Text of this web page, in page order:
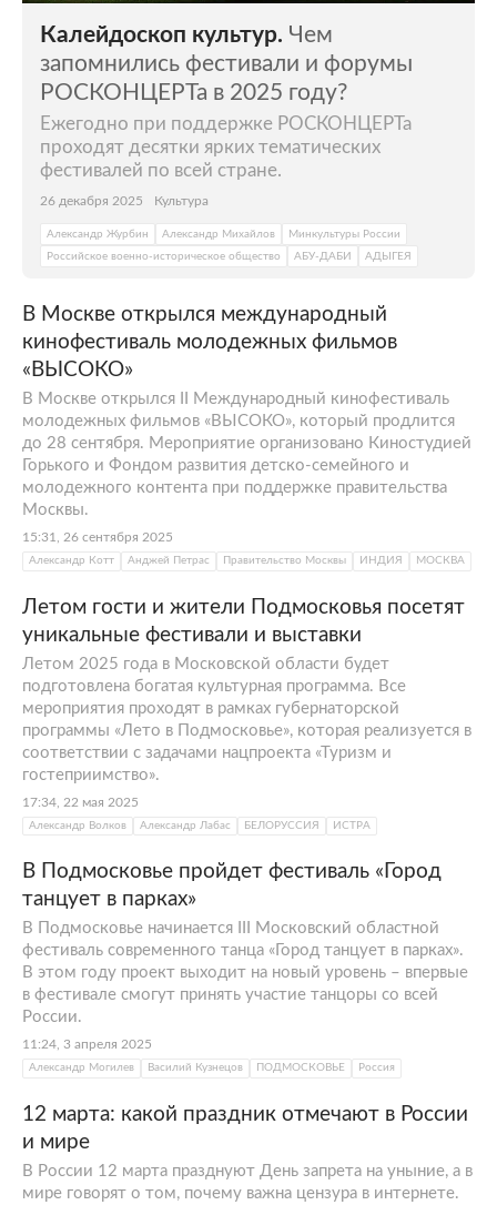
Калейдоскоп культур. Чем
запомнились фестивали и форумы
РОСКОНЦЕРТа в 2025 году?
Ежегодно при поддержке РОСКОНЦЕРТа
проходят десятки ярких тематических
фестивалей по всей стране.
26 декабря 2025 Культура
Александр Журбин Александр Михайлов
Минкультуры России
Российское военно-историческое общество
АБУ-ДАБИ АДЫГЕЯ
В Москве открылся международный
кинофестиваль молодежных фильмов
«ВЫСОКО»
В Москве открылся II Международный кинофестиваль
молодежных фильмов «ВЫСОКО», который продлится
до 28 сентября. Мероприятие организовано Киностудией
Горького и Фондом развития детско-семейного и
молодежного контента при поддержке правительства
Москвы.
15:31, 26 сентября 2025
Александр Котт Анджей Петрас Правительство Москвы ИНДИЯ МОСКВА
Летом гости и жители Подмосковья посетят
уникальные фестивали и выставки
Летом 2025 года в Московской области будет
подготовлена богатая культурная программа. Все
мероприятия проходят в рамках губернаторской
программы «Лето в Подмосковье», которая реализуется в
соответствии с задачами нацпроекта «Туризм и
гостеприимство».
17:34, 22 мая 2025
Александр Волков Александр Лабас БЕЛОРУССИЯ ИСТРА
В Подмосковье пройдет фестиваль «Город
танцует в парках»
В Подмосковье начинается III Московский областной
фестиваль современного танца «Город танцует в парках».
В этом году проект выходит на новый уровень – впервые
в фестивале смогут принять участие танцоры со всей
России.
11:24, 3 апреля 2025
Александр Могилев Василий Кузнецов ПОДМОСКОВЬЕ Россия
12 марта: какой праздник отмечают в России
и мире
В России 12 марта празднуют День запрета на уныние, а в
мире говорят о том, почему важна цензура в интернете.